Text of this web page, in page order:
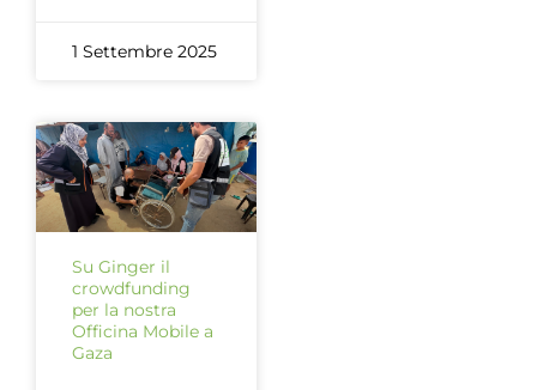
1 Settembre 2025
Su Ginger il
crowdfunding
per la nostra
Officina Mobile a
Gaza